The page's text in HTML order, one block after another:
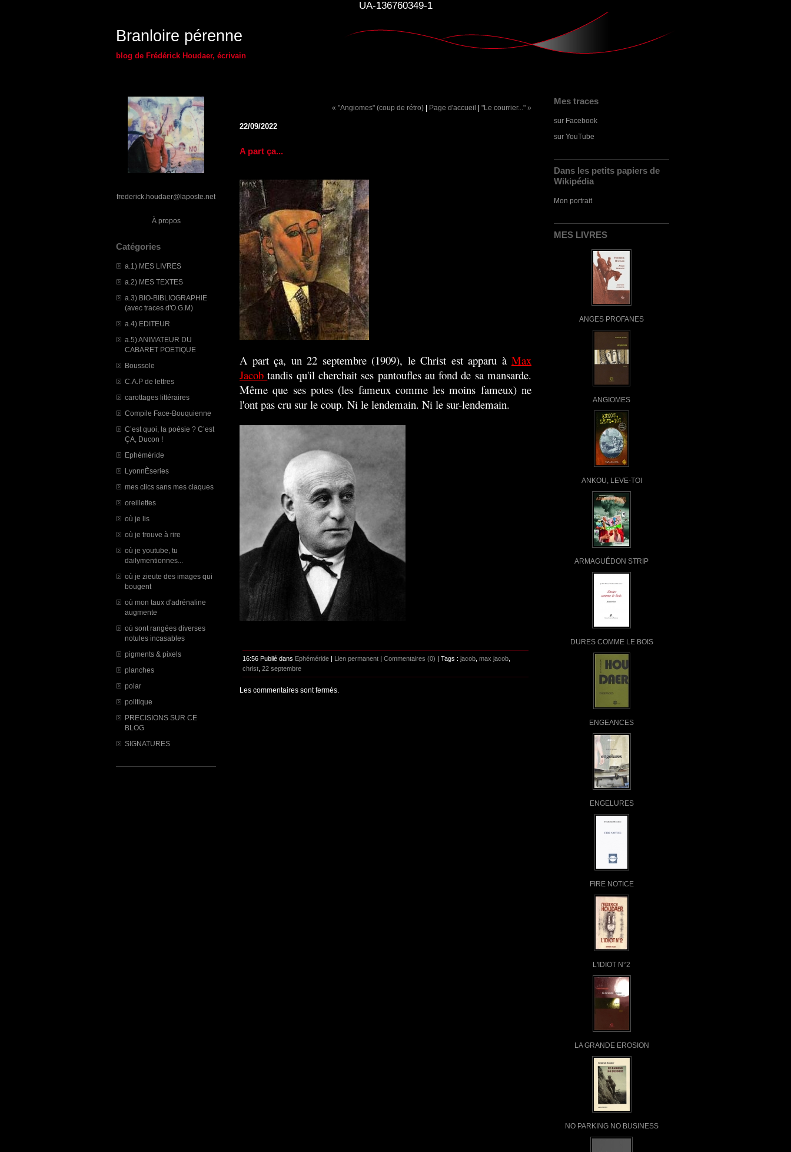
UA-136760349-1
Branloire pérenne
blog de Frédérick Houdaer, écrivain
frederick.houdaer@laposte.net
À propos
Catégories
a.1) MES LIVRES
a.2) MES TEXTES
a.3) BIO-BIBLIOGRAPHIE
(avec traces d'O.G.M)
a.4) EDITEUR
a.5) ANIMATEUR DU
CABARET POETIQUE
Boussole
C.A.P de lettres
carottages littéraires
Compile Face-Bouquienne
C’est quoi, la poésie ? C’est
ÇA, Ducon !
Ephéméride
LyonnÈseries
mes clics sans mes claques
oreillettes
où je lis
où je trouve à rire
où je youtube, tu
dailymentionnes...
où je zieute des images qui
bougent
où mon taux d'adrénaline
augmente
où sont rangées diverses
notules incasables
pigments & pixels
planches
polar
politique
PRECISIONS SUR CE
BLOG
SIGNATURES
Mes traces
sur Facebook
sur YouTube
Dans les petits papiers de
Wikipédia
Mon portrait
MES LIVRES
ANGES PROFANES
ANGIOMES
ANKOU, LEVE-TOI
ARMAGUÉDON STRIP
DURES COMME LE BOIS
ENGEANCES
ENGELURES
FIRE NOTICE
L'IDIOT N°2
LA GRANDE EROSION
NO PARKING NO BUSINESS
« "Angiomes" (coup de rétro) | Page d'accueil | "Le courrier..." »
22/09/2022
A part ça...
A part ça, un 22 septembre (1909), le Christ est apparu à Max
Jacobtandis qu'il cherchait ses pantoufles au fond de sa mansarde.
Même que ses potes (les fameux comme les moins fameux) ne
l'ont pas cru sur le coup. Ni le lendemain. Ni le sur-lendemain.
16:56 Publié dans Ephéméride | Lien permanent | Commentaires (0) | Tags : jacob max jacob
christ 22 septembre
Les commentaires sont fermés.